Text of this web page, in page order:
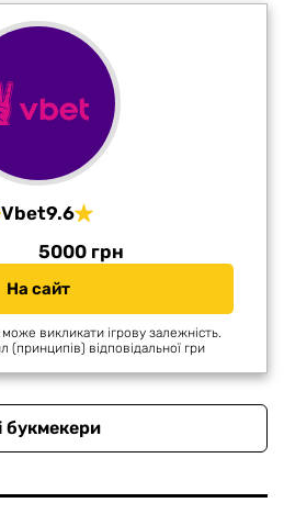
Vbet9.6
5000 грн
На сайт
може викликати ігрову залежність.
(принципів) відповідальної гри
букмекери